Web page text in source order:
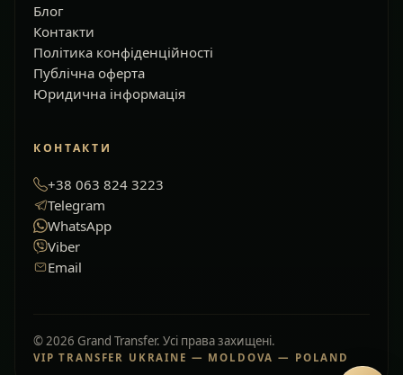
Блог
Контакти
Політика конфіденційності
Публічна оферта
Юридична інформація
КОНТАКТИ
+38 063 824 3223
Telegram
WhatsApp
Viber
Email
© 2026 Grand Transfer. Усі права захищені.
VIP TRANSFER UKRAINE — MOLDOVA — POLAND